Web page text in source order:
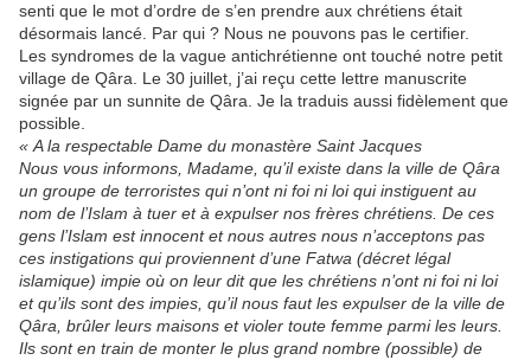
senti que le mot d’ordre de s’en prendre aux chrétiens était
désormais lancé. Par qui ? Nous ne pouvons pas le certifier.
Les syndromes de la vague antichrétienne ont touché notre petit
village de Qâra. Le 30 juillet, j’ai reçu cette lettre manuscrite
signée par un sunnite de Qâra. Je la traduis aussi fidèlement que
possible.
« A la respectable Dame du monastère Saint Jacques
Nous vous informons, Madame, qu’il existe dans la ville de Qâra
un groupe de terroristes qui n’ont ni foi ni loi qui instiguent au
nom de l’Islam à tuer et à expulser nos frères chrétiens. De ces
gens l’Islam est innocent et nous autres nous n’acceptons pas
ces instigations qui proviennent d’une Fatwa (décret légal
islamique) impie où on leur dit que les chrétiens n’ont ni foi ni loi
et qu’ils sont des impies, qu’il nous faut les expulser de la ville de
Qâra, brûler leurs maisons et violer toute femme parmi les leurs.
Ils sont en train de monter le plus grand nombre (possible) de